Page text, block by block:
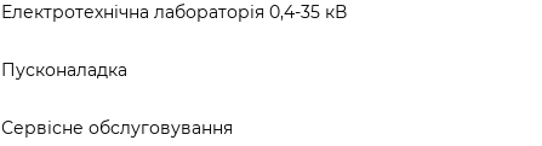
Електротехнічна лабораторія 0,4-35 кВ
Пусконаладка
Сервісне обслуговування